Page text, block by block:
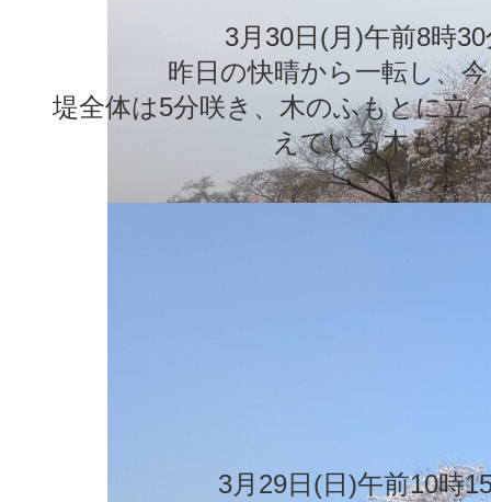
3月30日(月)午前8時
昨日の快晴から一転し、
堤全体は5分咲き、木のふもとに立
えている木もあ
3月29日(日)午前10時